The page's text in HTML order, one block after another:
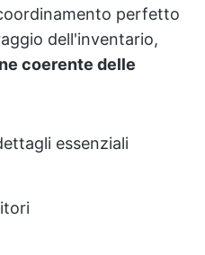
perfetto
dell'inventario,
coerente delle
essenziali